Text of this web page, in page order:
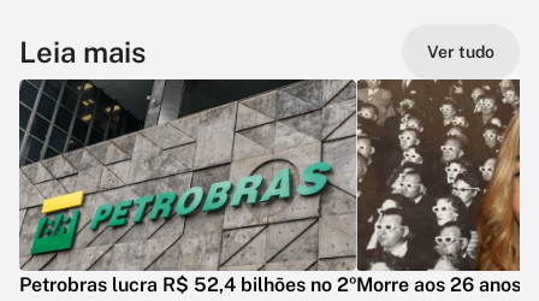
Leia mais Ver tudo
Petrobras lucra R$ 52,4 bilhões no 2ºMorre aos 26 anos